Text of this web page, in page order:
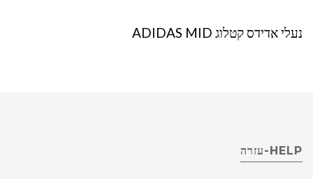
נעלי אדידס קטלוג ADIDAS MID
HELP-עזרה